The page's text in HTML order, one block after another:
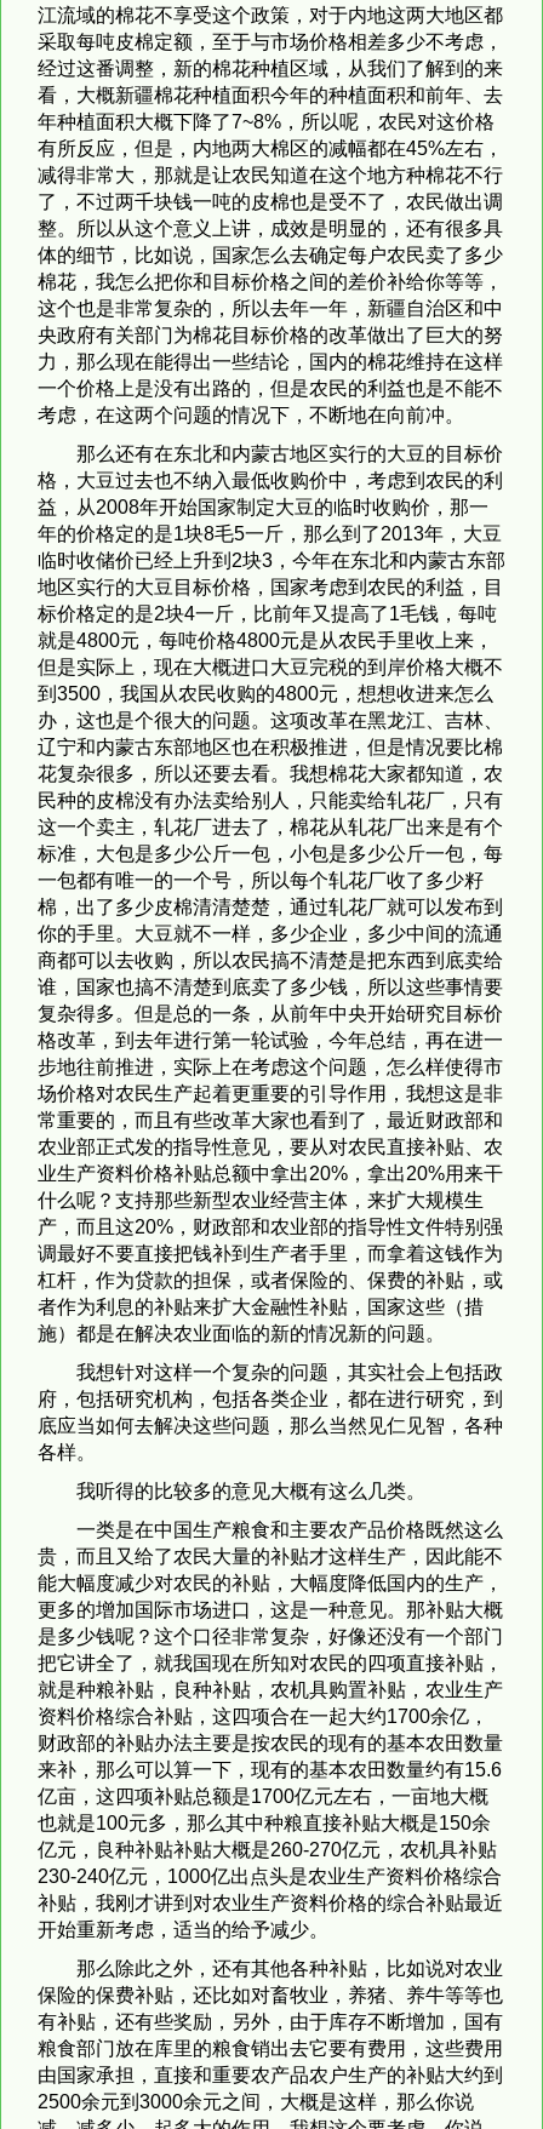
江流域的棉花不享受这个政策，对于内地这两大地区都
采取每吨皮棉定额，至于与市场价格相差多少不考虑，
经过这番调整，新的棉花种植区域，从我们了解到的来
看，大概新疆棉花种植面积今年的种植面积和前年、去
年种植面积大概下降了7~8%，所以呢，农民对这价格
有所反应，但是，内地两大棉区的减幅都在45%左右，
减得非常大，那就是让农民知道在这个地方种棉花不行
了，不过两千块钱一吨的皮棉也是受不了，农民做出调
整。所以从这个意义上讲，成效是明显的，还有很多具
体的细节，比如说，国家怎么去确定每户农民卖了多少
棉花，我怎么把你和目标价格之间的差价补给你等等，
这个也是非常复杂的，所以去年一年，新疆自治区和中
央政府有关部门为棉花目标价格的改革做出了巨大的努
力，那么现在能得出一些结论，国内的棉花维持在这样
一个价格上是没有出路的，但是农民的利益也是不能不
考虑，在这两个问题的情况下，不断地在向前冲。
那么还有在东北和内蒙古地区实行的大豆的目标价
格，大豆过去也不纳入最低收购价中，考虑到农民的利
益，从2008年开始国家制定大豆的临时收购价，那一
年的价格定的是1块8毛5一斤，那么到了2013年，大豆
临时收储价已经上升到2块3，今年在东北和内蒙古东部
地区实行的大豆目标价格，国家考虑到农民的利益，目
标价格定的是2块4一斤，比前年又提高了1毛钱，每吨
就是4800元，每吨价格4800元是从农民手里收上来，
但是实际上，现在大概进口大豆完税的到岸价格大概不
到3500，我国从农民收购的4800元，想想收进来怎么
办，这也是个很大的问题。这项改革在黑龙江、吉林、
辽宁和内蒙古东部地区也在积极推进，但是情况要比棉
花复杂很多，所以还要去看。我想棉花大家都知道，农
民种的皮棉没有办法卖给别人，只能卖给轧花厂，只有
这一个卖主，轧花厂进去了，棉花从轧花厂出来是有个
标准，大包是多少公斤一包，小包是多少公斤一包，每
一包都有唯一的一个号，所以每个轧花厂收了多少籽
棉，出了多少皮棉清清楚楚，通过轧花厂就可以发布到
你的手里。大豆就不一样，多少企业，多少中间的流通
商都可以去收购，所以农民搞不清楚是把东西到底卖给
谁，国家也搞不清楚到底卖了多少钱，所以这些事情要
复杂得多。但是总的一条，从前年中央开始研究目标价
格改革，到去年进行第一轮试验，今年总结，再在进一
步地往前推进，实际上在考虑这个问题，怎么样使得市
场价格对农民生产起着更重要的引导作用，我想这是非
常重要的，而且有些改革大家也看到了，最近财政部和
农业部正式发的指导性意见，要从对农民直接补贴、农
业生产资料价格补贴总额中拿出20%，拿出20%用来干
什么呢？支持那些新型农业经营主体，来扩大规模生
产，而且这20%，财政部和农业部的指导性文件特别强
调最好不要直接把钱补到生产者手里，而拿着这钱作为
杠杆，作为贷款的担保，或者保险的、保费的补贴，或
者作为利息的补贴来扩大金融性补贴，国家这些（措
施）都是在解决农业面临的新的情况新的问题。
我想针对这样一个复杂的问题，其实社会上包括政
府，包括研究机构，包括各类企业，都在进行研究，到
底应当如何去解决这些问题，那么当然见仁见智，各种
各样。
我听得的比较多的意见大概有这么几类。
一类是在中国生产粮食和主要农产品价格既然这么
贵，而且又给了农民大量的补贴才这样生产，因此能不
能大幅度减少对农民的补贴，大幅度降低国内的生产，
更多的增加国际市场进口，这是一种意见。那补贴大概
是多少钱呢？这个口径非常复杂，好像还没有一个部门
把它讲全了，就我国现在所知对农民的四项直接补贴，
就是种粮补贴，良种补贴，农机具购置补贴，农业生产
资料价格综合补贴，这四项合在一起大约1700余亿，
财政部的补贴办法主要是按农民的现有的基本农田数量
来补，那么可以算一下，现有的基本农田数量约有15.6
亿亩，这四项补贴总额是1700亿元左右，一亩地大概
也就是100元多，那么其中种粮直接补贴大概是150余
亿元，良种补贴补贴大概是260-270亿元，农机具补贴
230-240亿元，1000亿出点头是农业生产资料价格综合
补贴，我刚才讲到对农业生产资料价格的综合补贴最近
开始重新考虑，适当的给予减少。
那么除此之外，还有其他各种补贴，比如说对农业
保险的保费补贴，还比如对畜牧业，养猪、养牛等等也
有补贴，还有些奖励，另外，由于库存不断增加，国有
粮食部门放在库里的粮食销出去它要有费用，这些费用
由国家承担，直接和重要农产品农户生产的补贴大约到
2500余元到3000余元之间，大概是这样，那么你说